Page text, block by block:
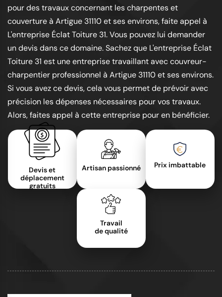
pour des travaux concernant les charpentes et
couverture à Artigue 31110 et ses environs, faite appel à
L'entreprise Éclat Toiture 31. Vous pouvez lui demander
un devis dans ce domaine. Sachez que L'entreprise Éclat
Toiture 31 est une entreprise travaillant avec couvreur-
charpentier professionnel à Artigue 31110 et ses environs.
Si vous avez ce devis, cela vous permet de prévoir avec
précision les dépenses nécessaires pour vos travaux.
Alors, faites appel à cette entreprise pour en bénéficier.
Devis et
déplacement
gratuits
Artisan passionné Prix imbattable
Travail
de qualité